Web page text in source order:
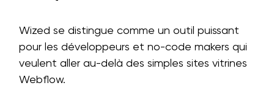
Wized se distingue comme un outil puissant
pour les développeurs et no-code makers qui
veulent aller au-delà des simples sites vitrines
Webflow.